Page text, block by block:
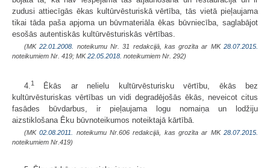
zudusi attiecīgās ēkas kultūrvēsturiskā vērtība, tās vietā pieļaujama
tikai tāda paša apjoma un būvmateriāla ēkas būvniecība, saglabājot
esošās autentiskās kultūrvēsturiskās vērtības.
(MK22.01.2008. noteikumu Nr. 31 redakcijā, kas grozīta ar MK28.07.2015.
noteikumiem Nr. 419; MK22.05.2018. noteikumiem Nr. 292)
4. 1
Ēkās ar nelielu kultūrvēsturisku vērtību, ēkās bez
kultūrvēsturiskas vērtības un vidi degradējošās ēkās, neveicot citus
fasādes būvdarbus, ir pieļaujama logu nomaiņa un lodžiju
aizstiklošana Ēku būvnoteikumos noteiktajā kārtībā.
(MK02.08.2011. noteikumu Nr.606 redakcijā, kas grozīta ar MK28.07.2015.
noteikumiem Nr.419)